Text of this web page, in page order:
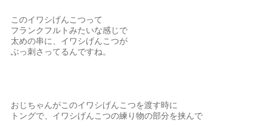
このイワシげんこつって
フランクフルトみたいな感じで
太めの串に、イワシげんこつが
ぶっ刺さってるんですね。
おじちゃんがこのイワシげんこつを渡す時に
トングで、イワシげんこつの練り物の部分を挟んで